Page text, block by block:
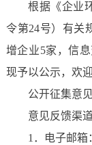
根据《企业
令第24号）有关
增企业5家，信
现予以公示，欢
公开征集意
意见反馈渠
1．电子邮箱